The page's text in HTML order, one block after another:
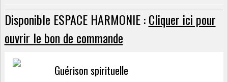
Disponible ESPACE HARMONIE :Cliquer ici pour
ouvrir le bon de commande
Guérison spirituelle